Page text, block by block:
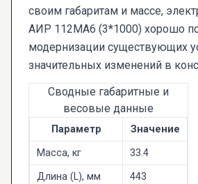
своим габаритам и массе,
АИР 112МА6 (3*1000) хорошо
модернизации существующих
значительных изменений в
Сводные габаритные и
весовые данные
Параметр
Значение
Масса, кг
33.4
Длина (L), мм
443